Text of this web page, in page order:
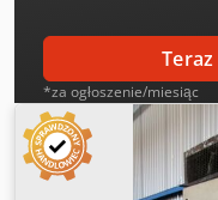
*za ogłoszenie/miesiąc